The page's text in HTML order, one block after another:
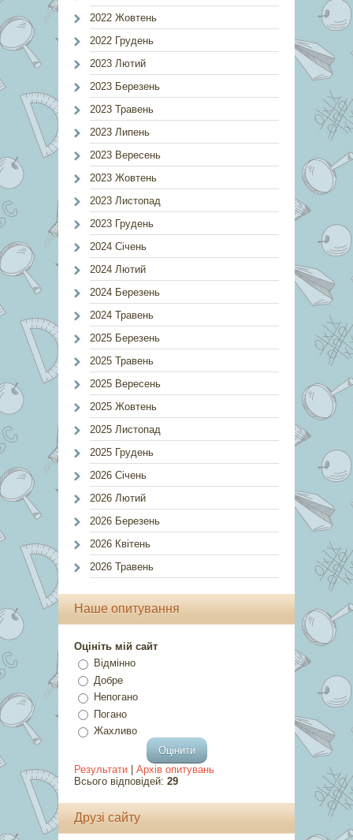
2022 Жовтень
2022 Грудень
2023 Лютий
2023 Березень
2023 Травень
2023 Липень
2023 Вересень
2023 Жовтень
2023 Листопад
2023 Грудень
2024 Січень
2024 Лютий
2024 Березень
2024 Травень
2025 Березень
2025 Травень
2025 Вересень
2025 Жовтень
2025 Листопад
2025 Грудень
2026 Січень
2026 Лютий
2026 Березень
2026 Квітень
2026 Травень
Наше опитування
Оцініть мій сайт
Відмінно
Добре
Непогано
Погано
Жахливо
Результати
Архів опитувань
Всього відповідей: 29
Друзі сайту